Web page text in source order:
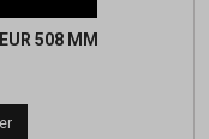
508 MM